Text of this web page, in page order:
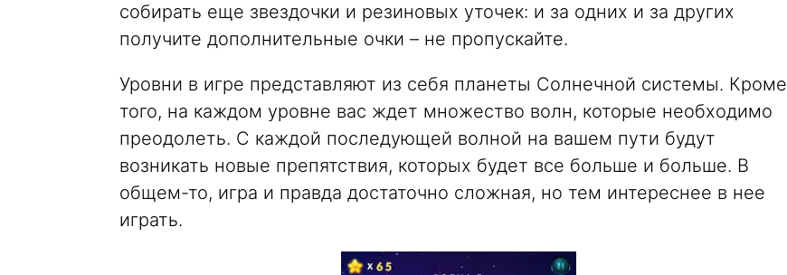
собирать еще звездочки и резиновых уточек: и за одних и за других
получите дополнительные очки – не пропускайте.
Уровни в игре представляют из себя планеты Солнечной системы. Кроме
того, на каждом уровне вас ждет множество волн, которые необходимо
преодолеть. С каждой последующей волной на вашем пути будут
возникать новые препятствия, которых будет все больше и больше. В
общем-то, игра и правда достаточно сложная, но тем интереснее в нее
играть.